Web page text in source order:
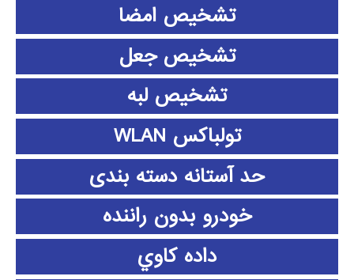
تشخیص امضا
تشخیص جعل
تشخیص لبه
تولباکس WLAN
حد آستانه دسته بندی
خودرو بدون راننده
داده كاوي